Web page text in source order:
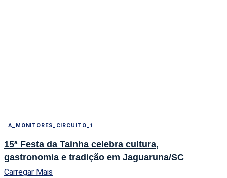
A_MONITORES_CIRCUITO_1
15ª Festa da Tainha celebra cultura,
gastronomia e tradição em Jaguaruna/SC
Carregar Mais